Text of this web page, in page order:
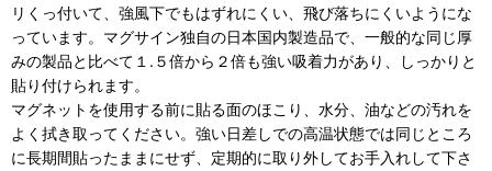
リくっ付いて、強風下でもはずれにくい、飛び落ちにくいようにな
っています。マグサイン独自の日本国内製造品で、一般的な同じ厚
みの製品と比べて１.５倍から２倍も強い吸着力があり、しっかりと
貼り付けられます。
マグネットを使用する前に貼る面のほこり、水分、油などの汚れを
よく拭き取ってください。強い日差しでの高温状態では同じところ
に長期間貼ったままにせず、定期的に取り外してお手入れして下さ